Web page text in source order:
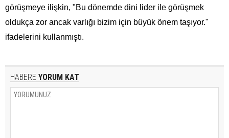
görüşmeye ilişkin, "Bu dönemde dini lider ile görüşmek
oldukça zor ancak varlığı bizim için büyük önem taşıyor."
ifadelerini kullanmıştı.
HABERE YORUM KAT